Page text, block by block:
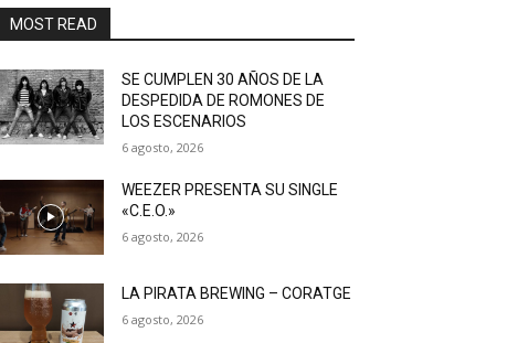
MOST READ
SE CUMPLEN 30 AÑOS DE LA
DESPEDIDA DE ROMONES DE
LOS ESCENARIOS
6 agosto, 2026
WEEZER PRESENTA SU SINGLE
«C.E.O.»
6 agosto, 2026
LA PIRATA BREWING – CORATGE
6 agosto, 2026